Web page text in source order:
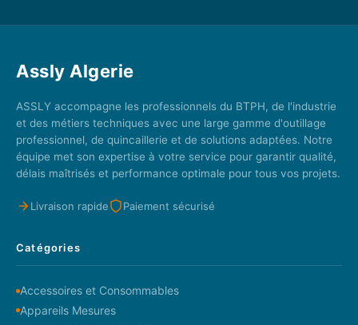
Assly Algerie
ASSLY accompagne les professionnels du BTPH, de l'industrie
et des métiers techniques avec une large gamme d'outillage
professionnel, de quincaillerie et de solutions adaptées. Notre
équipe met son expertise à votre service pour garantir qualité,
délais maîtrisés et performance optimale pour tous vos projets.
Livraison rapide Paiement sécurisé
Catégories
Accessoires et Consommables
Appareils Mesures